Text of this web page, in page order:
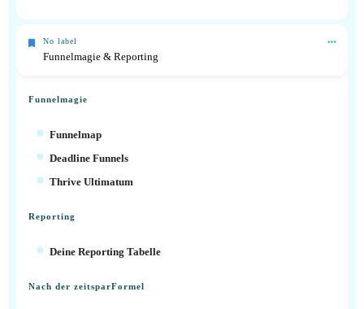
No label
Funnelmagie & Reporting
Funnelmagie
Funnelmap
Deadline Funnels
Thrive Ultimatum
Reporting
Deine Reporting Tabelle
Nach der zeitsparFormel